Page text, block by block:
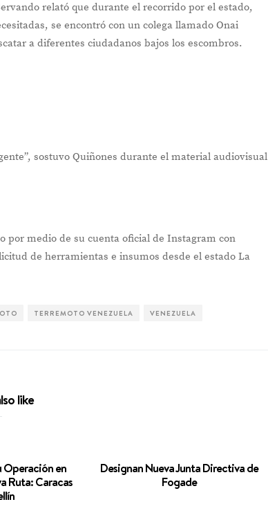
relató que durante el recorrido por el estado,
se encontró con un colega llamado Onai
a diferentes ciudadanos bajos los escombros.
sostuvo Quiñones durante el material audiovisual
por medio de su cuenta oficial de Instagram con
de herramientas e insumos desde el estado La
TERREMOTO VENEZUELA VENEZUELA
like
Operación en
Ruta: Caracas
Designan Nueva Junta Directiva de
Fogade